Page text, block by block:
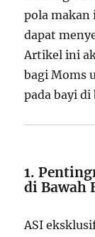
pola
dapat
Artikel ini
bagi Moms
pada bayi
1.
di Bawah
ASI